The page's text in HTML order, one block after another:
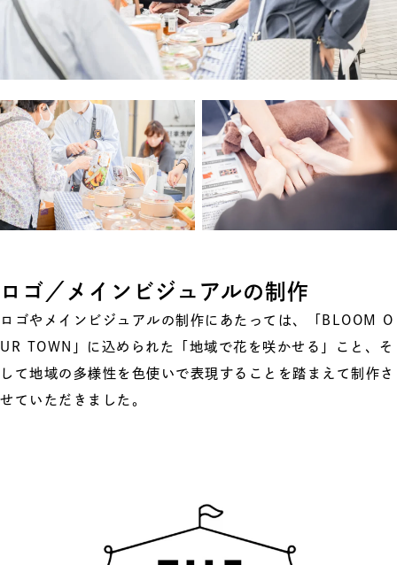
ロゴ／メインビジュアルの制作
ロゴやメインビジュアルの制作にあたっては、「BLOOM O
UR TOWN」に込められた「地域で花を咲かせる」こと、そ
して地域の多様性を色使いで表現することを踏まえて制作さ
せていただきました。